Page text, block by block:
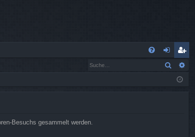
n
eg
ist
Suche
Besuchs gesammelt werden.